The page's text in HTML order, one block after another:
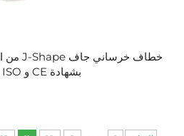
بشهادة CE و ISO للمصنع